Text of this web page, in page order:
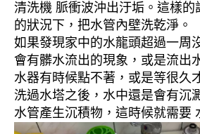
清洗機 脈衝波沖出汙垢。這樣的
的狀況下，把水管內壁洗乾淨。
如果發現家中的水龍頭超過一周
會有髒水流出的現象，或是流出
水器有時候點不著，或是等很久
洗過水塔之後，水中還是會有沉
水管產生沉積物，這時候就需要